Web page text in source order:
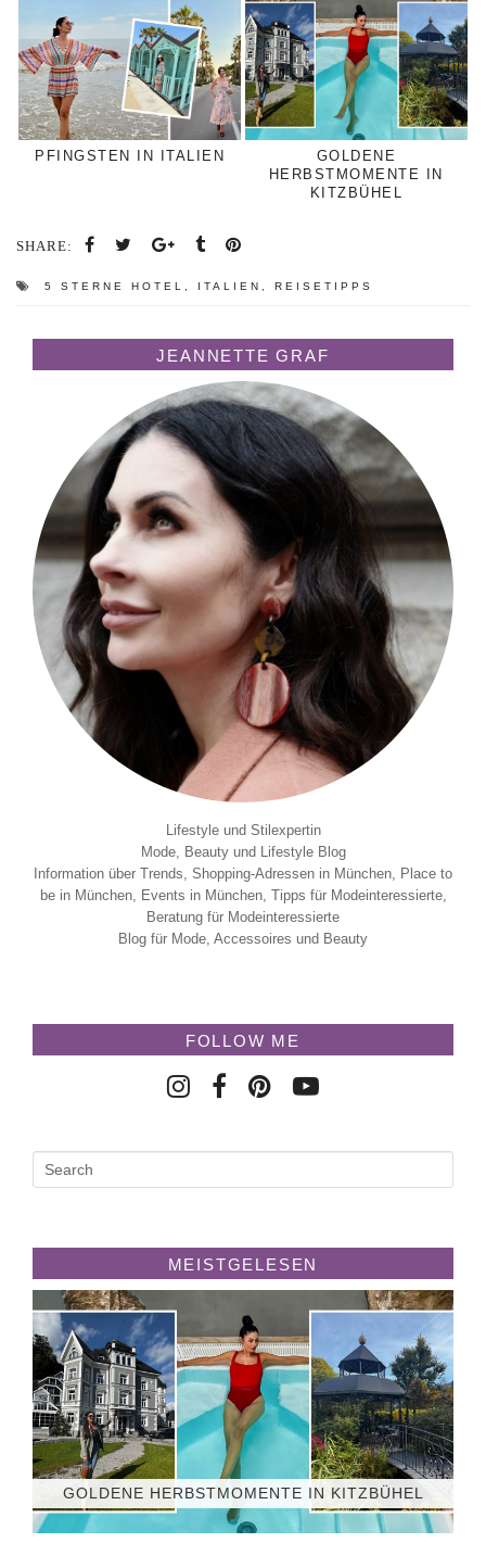
PFINGSTEN IN ITALIEN
GOLDENE
HERBSTMOMENTE IN
KITZBÜHEL
SHARE:
5 STERNE HOTEL ITALIEN REISETIPPS
JEANNETTE GRAF
Lifestyle und Stilexpertin
Mode, Beauty und Lifestyle Blog
Information über Trends, Shopping-Adressen in München, Place to
be in München, Events in München, Tipps für Modeinteressierte,
Beratung für Modeinteressierte
Blog für Mode, Accessoires und Beauty
FOLLOW ME
MEISTGELESEN
GOLDENE HERBSTMOMENTE IN KITZBÜHEL